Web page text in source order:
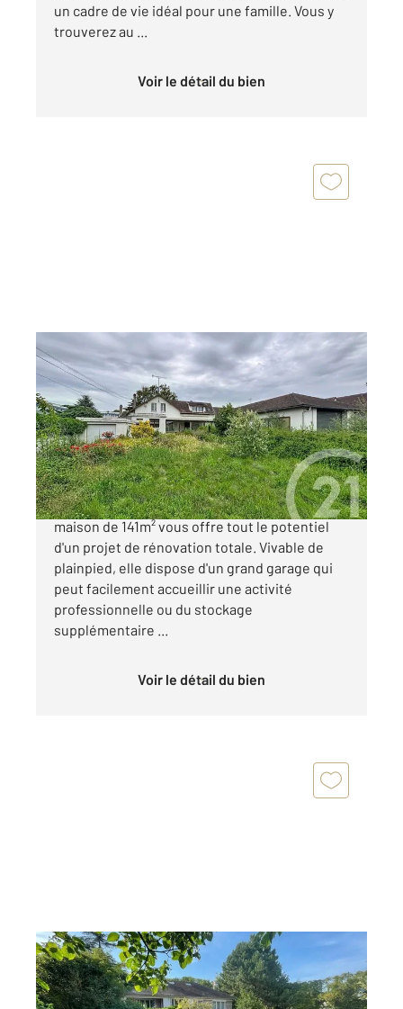
un cadre de vie idéal pour une famille. Vous y
trouverez au ...
Voir le détail du bien
MARGNY LES COMPIEGNE 60
141,48 m2, 5 pièces
Ref : 18081
Maison à vendre
369 000 €
Située au cœur de MargnylesCompiègne, cette
maison de 141m² vous offre tout le potentiel
d'un projet de rénovation totale. Vivable de
plainpied, elle dispose d'un grand garage qui
peut facilement accueillir une activité
professionnelle ou du stockage
supplémentaire ...
Voir le détail du bien
MARGNY LES COMPIEGNE 60
118,19 m2, 6 pièces
Ref : 17876